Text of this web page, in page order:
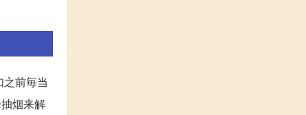
前毎当
烟来解